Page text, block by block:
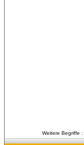
Weitere Begriffe :